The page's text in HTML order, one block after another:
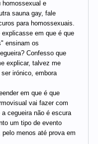
homossexual e
sauna gay, fale
para homossexuais.
em que é que
ensinam os
Confesso que
explicar, talvez me
irónico, embora
em que é que
vai fazer com
cegueira não é escura
um tipo de evento
menos até prova em